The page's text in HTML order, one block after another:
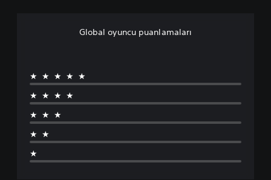
Global oyuncu puanlamaları
★★★★★
★★★★
★★★
★★
★